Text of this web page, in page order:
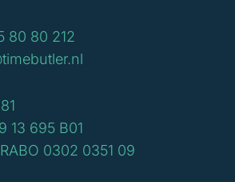
80 80 212
13 695 B01
0302 0351 09